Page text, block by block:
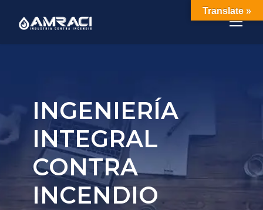
INGENIERÍA
INTEGRAL
CONTRA
INCENDIO
Translate »